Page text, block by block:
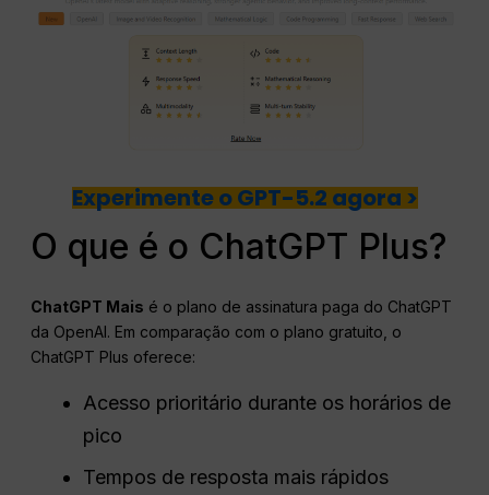
Experimente o GPT-5.2 agora >
O que é o ChatGPT Plus?
ChatGPT Mais é o plano de assinatura paga do ChatGPT
da OpenAI. Em comparação com o plano gratuito, o
ChatGPT Plus oferece:
Acesso prioritário durante os horários de
pico
Tempos de resposta mais rápidos